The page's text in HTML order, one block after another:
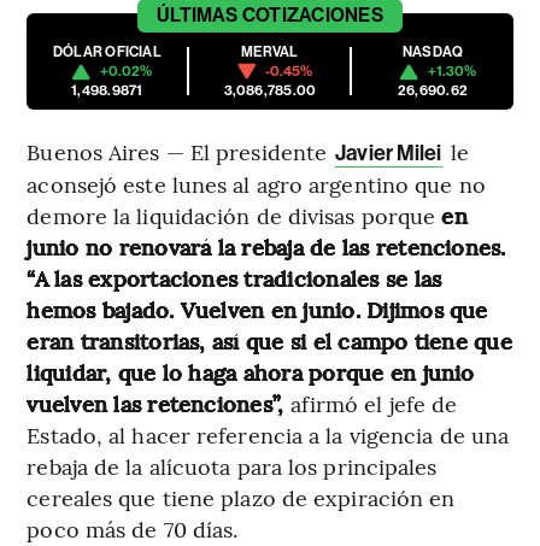
ÚLTIMAS COTIZACIONES
DÓLAR OFICIAL
+0.02%
1,498.9871
MERVAL
-0.45%
3,086,785.00
NASDAQ
+1.30%
26,690.62
Buenos Aires — El presidente Javier Milei le
aconsejó este lunes al agro argentino que no
demore la liquidación de divisas porqueen
junio no renovará la rebaja de las retenciones.
“A las exportaciones tradicionales se las
hemos bajado. Vuelven en junio. Dijimos que
eran transitorias, así que si el campo tiene que
liquidar, que lo haga ahora porque en junio
vuelven las retenciones”, afirmó el jefe de
Estado, al hacer referencia a la vigencia de una
rebaja de la alícuota para los principales
cereales que tiene plazo de expiración en
poco más de 70 días.